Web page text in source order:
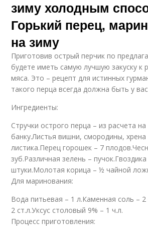
зиму холодным
Горький перец,
на зиму
Приготовив острый перчик по
будете иметь самую лучшую закуску к
мяса. Это – рецепт для истинных
такого перца всегда должна быть у
Ингредиенты:
Стручки острого перца – из расчета
банку.Листья вишни, смородины,
листика.Перец горошек – 7
зуб.Различная зелень –
штуки.Молотая корица – ½ чайной
Для маринования:
Вода питьевая – 1 л.Каменная соль – 2
2 ст.л.Уксус столовый 9% – 1 ч.л.
Процесс приготовления: